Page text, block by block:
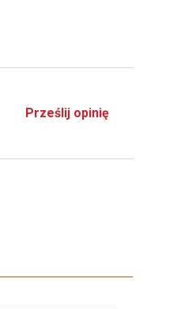
Prześlij opinię